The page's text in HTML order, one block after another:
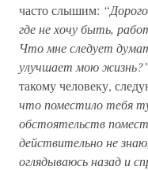
часто слышим:
где не хочу быть,
Что мне следует
улучшает мою
такому человеку,
что поместило тебя
обстоятельств
действительно не
оглядываюсь назад и